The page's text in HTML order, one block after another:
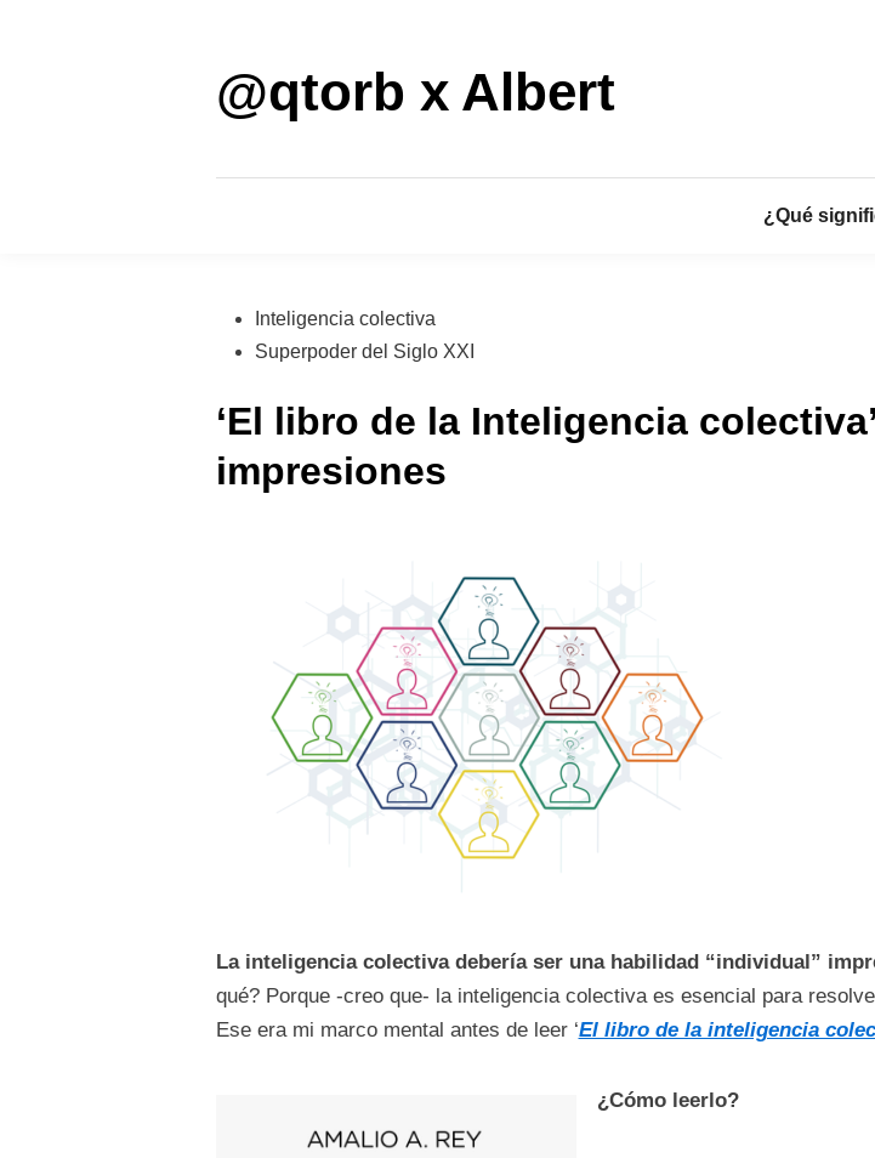
@qtorb x Albert
¿Qué
Publicado
en
Inteligencia colectiva
Superpoder del Siglo XXI
‘El libro de la Inteligencia
impresiones
La inteligencia colectiva debería ser una habilidad “individual”
qué? Porque -creo que- la inteligencia colectiva es esencial para
Ese era mi marco mental antes de leer ‘El libro de la inteligencia
¿Cómo leerlo?